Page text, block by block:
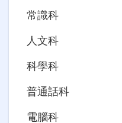
常識科
人文科
科學科
普通話科
電腦科